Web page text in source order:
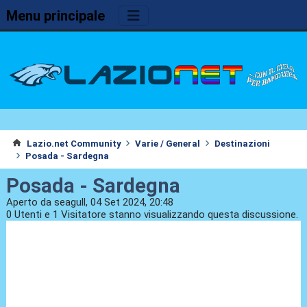
Menu principale
Lazio.net Community Varie / General
Destinazioni
Posada - Sardegna
Posada - Sardegna
Aperto da seagull, 04 Set 2024, 20:48
0 Utenti e 1 Visitatore stanno visualizzando questa discussione.